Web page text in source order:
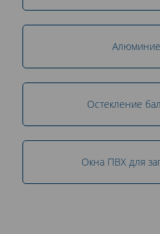
Остекление
Окна ПВХ для